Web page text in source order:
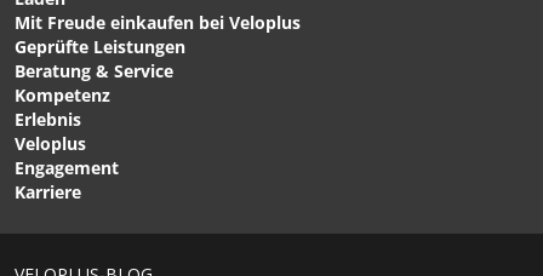
CHF 139.00
DIRT ROAMER Damen-
Bikeshorts von
PATAGONIA
CHF 167.00
Mit Freude einkaufen bei Veloplus
Geprüfte Leistungen
Beratung & Service
Kompetenz
Erlebnis
Veloplus
Engagement
Karriere